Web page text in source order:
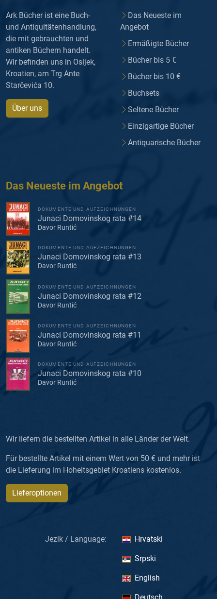
Ark Bücher ist eine Buch-
und Antiquitätenhandlung,
die mit gebrauchten und
antiken Büchern handelt.
Wir befinden uns in Osijek,
Kroatien, am Trg Ante
Starčevića 10.
Über uns
Das Neueste im
Angebot
Ermäßigte Bücher
Bücher bis 5 €
Bücher bis 10 €
Buchsets
Seltene Bücher
Einzigartige Bücher
Antiquarische Bücher
Das Neueste im Angebot
DOKUMENTE UND AUFZEICHNUNGEN
Junaci Domovinskog rata #14
Davor Runtić
DOKUMENTE UND AUFZEICHNUNGEN
Junaci Domovinskog rata #13
Davor Runtić
DOKUMENTE UND AUFZEICHNUNGEN
Junaci Domovinskog rata #12
Davor Runtić
DOKUMENTE UND AUFZEICHNUNGEN
Junaci Domovinskog rata #11
Davor Runtić
DOKUMENTE UND AUFZEICHNUNGEN
Junaci Domovinskog rata #10
Davor Runtić
Wir liefern die bestellten Artikel in alle Länder der Welt.
Für bestellte Artikel mit einem Wert von 50 € und mehr ist
die Lieferung im Hoheitsgebiet Kroatiens kostenlos.
Lieferoptionen
Jezik / Language: Hrvatski
Srpski
English